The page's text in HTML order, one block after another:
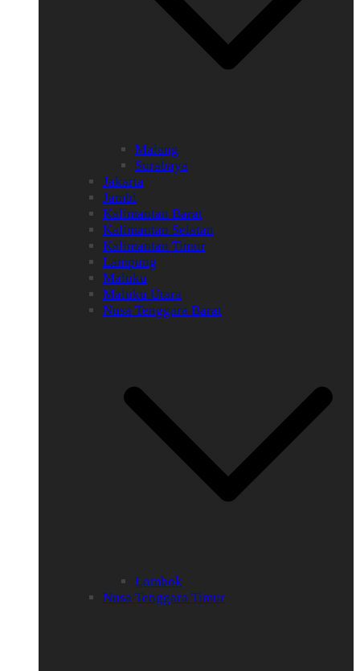
Malang
Surabaya
Jakarta
Jambi
Kalimantan Barat
Kalimantan Selatan
Kalimantan Timur
Lampung
Maluku
Maluku Utara
Nusa Tenggara Barat
Lombok
Nusa Tenggara Timur